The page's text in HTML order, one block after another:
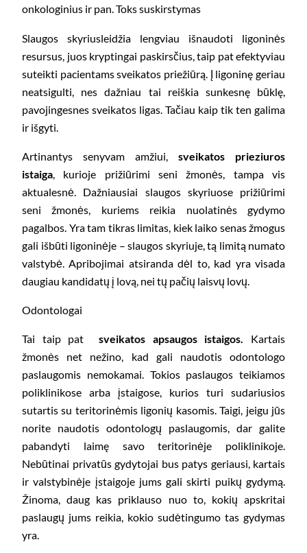
onkologinius ir pan. Toks suskirstymas
Slaugos skyriusleidžia lengviau išnaudoti ligoninės
resursus, juos kryptingai paskirsčius, taip pat efektyviau
suteikti pacientams sveikatos priežiūrą. Į ligoninę geriau
neatsigulti, nes dažniau tai reiškia sunkesnę būklę,
pavojingesnes sveikatos ligas. Tačiau kaip tik ten galima
ir išgyti.
Artinantys senyvam amžiui, sveikatos prieziuros
istaiga, kurioje prižiūrimi seni žmonės, tampa vis
aktualesnė. Dažniausiai slaugos skyriuose prižiūrimi
seni žmonės, kuriems reikia nuolatinės gydymo
pagalbos. Yra tam tikras limitas, kiek laiko senas žmogus
gali išbūti ligoninėje – slaugos skyriuje, tą limitą numato
valstybė. Apribojimai atsiranda dėl to, kad yra visada
daugiau kandidatų į lovą, nei tų pačių laisvų lovų.
Odontologai
Tai taip pat sveikatos apsaugos istaigos. Kartais
žmonės net nežino, kad gali naudotis odontologo
paslaugomis nemokamai. Tokios paslaugos teikiamos
poliklinikose arba įstaigose, kurios turi sudariusios
sutartis su teritorinėmis ligonių kasomis. Taigi, jeigu jūs
norite naudotis odontologų paslaugomis, dar galite
pabandyti laimę savo teritorinėje poliklinikoje.
Nebūtinai privatūs gydytojai bus patys geriausi, kartais
ir valstybinėje įstaigoje jums gali skirti puikų gydymą.
Žinoma, daug kas priklauso nuo to, kokių apskritai
paslaugų jums reikia, kokio sudėtingumo tas gydymas
yra.